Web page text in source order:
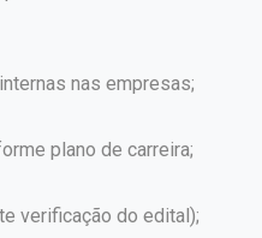
nas empresas;
plano de carreira;
verificação do edital);